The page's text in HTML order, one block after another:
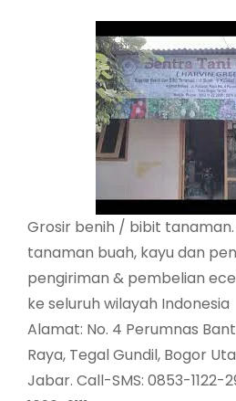
Grosir benih / bibit
tanaman buah, kayu dan
pengiriman & pembelian
ke seluruh wilayah Indonesia
Alamat: No. 4 Perumnas
Raya, Tegal Gundil, Bogor
Jabar. Call-SMS: 0853-1122-